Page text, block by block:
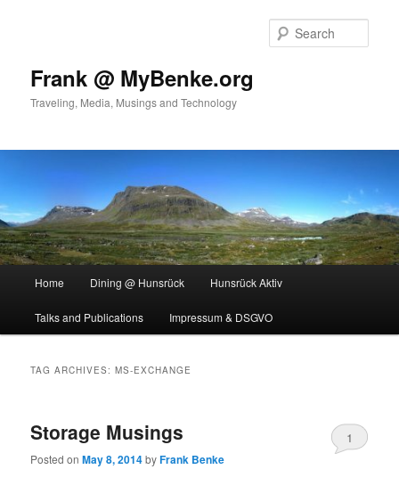
Frank @ MyBenke.org
Traveling, Media, Musings and Technology
Home Dining @ Hunsrück Hunsrück Aktiv
Talks and Publications Impressum & DSGVO
TAG ARCHIVES:MS-EXCHANGE
Storage Musings
Posted onMay 8, 2014byFrank Benke
1